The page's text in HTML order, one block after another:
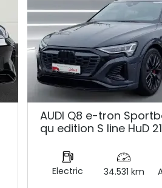
AUDI Q8 e-tron
qu edition S line HuD 21
Electric 34.531 km